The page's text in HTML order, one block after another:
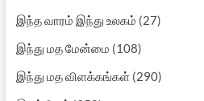
இந்த வாரம் இந்து உலகம் (27)
இந்து மத மேன்மை (108)
இந்து மத விளக்கங்கள்(290)